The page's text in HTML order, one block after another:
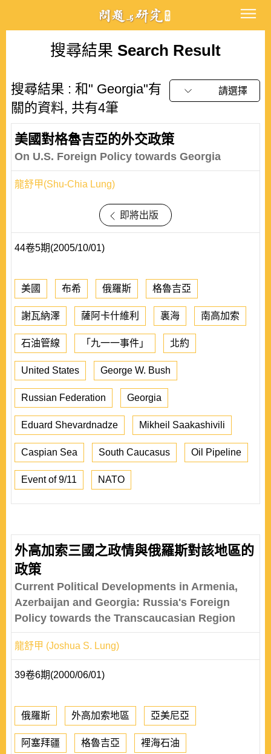
搜尋結果 Search Result
搜尋結果 : 和" Georgia"有
關的資料, 共有4筆
請選擇
美國對格魯吉亞的外交政策
On U.S. Foreign Policy towards Georgia
龍舒甲(Shu-Chia Lung)
即將出版
44卷5期(2005/10/01)
美國 布希 俄羅斯 格魯吉亞
謝瓦納澤 薩阿卡什維利 裏海 南高加索
石油管線 「九一一事件」 北約
United States George W. Bush
Russian Federation Georgia
Eduard Shevardnadze Mikheil Saakashivili
Caspian Sea South Caucasus Oil Pipeline
Event of 9/11 NATO
外高加索三國之政情與俄羅斯對該地區的
政策
Current Political Developments in Armenia,
Azerbaijan and Georgia: Russia's Foreign
Policy towards the Transcaucasian Region
龍舒甲 (Joshua S. Lung)
39卷6期(2000/06/01)
俄羅斯 外高加索地區 亞美尼亞
阿塞拜疆 格魯吉亞 裡海石油